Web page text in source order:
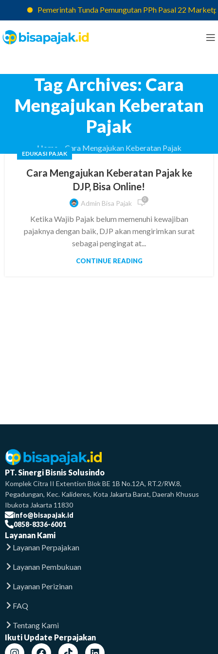
Pemerintah Tunda Pemungutan PPh Pasal 22
Tag Archives: Cara
Mengajukan Keberatan
Pajak
Home Cara Mengajukan Keberatan Pajak
EDUKASI PAJAK
Cara Mengajukan Keberatan Pajak ke
DJP, Bisa Online!
Admin Bisa Pajak 0
Ketika Wajib Pajak belum memenuhi kewajiban
pajaknya dengan baik, DJP akan mengirimkan surat
sebagai pengingat at...
CONTINUE READING
PT. Sinergi Bisnis Solusindo
Komplek Citra II Extention Blok BE 1B No.12A, RT.2/RW.8,
Pegadungan, Kec. Kalideres, Kota Jakarta Barat, Daerah Khusus
Ibukota Jakarta 11830
info@bisapajak.id
0858-8336-6001
Layanan Kami
Layanan Perpajakan
Layanan Pembukuan
Layanan Perizinan
FAQ
Tentang Kami
Ikuti Update Perpajakan